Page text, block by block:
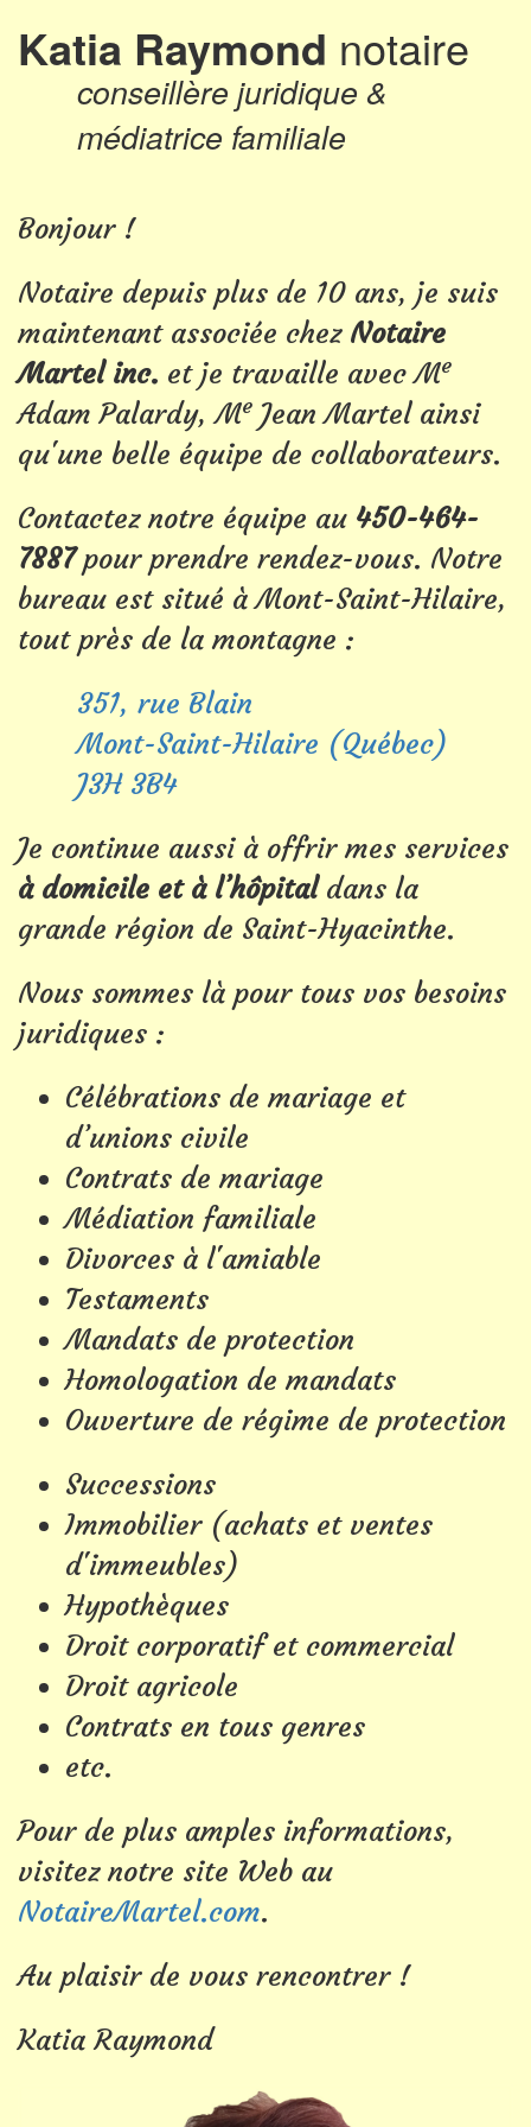
Katia Raymond notaire
conseillère juridique &
médiatrice familiale
Bonjour !
Notaire depuis plus de 10 ans, je suis
maintenant associée chez Notaire
Martel inc. et je travaille avec Me
Adam Palardy, Me Jean Martel ainsi
qu'une belle équipe de collaborateurs.
Contactez notre équipe au 450-464-
7887pour prendre rendez-vous. Notre
bureau est situé à Mont-Saint-Hilaire,
tout près de la montagne :
351, rue Blain
Mont-Saint-Hilaire (Québec)
J3H 3B4
Je continue aussi à offrir mes services
à domicile et à l’hôpitaldans la
grande région de Saint-Hyacinthe.
Nous sommes là pour tous vos besoins
juridiques :
Célébrations de mariage et
d’unions civile
Contrats de mariage
Médiation familiale
Divorces à l'amiable
Testaments
Mandats de protection
Homologation de mandats
Ouverture de régime de protection
Successions
Immobilier (achats et ventes
d'immeubles)
Hypothèques
Droit corporatif et commercial
Droit agricole
Contrats en tous genres
etc.
Pour de plus amples informations,
visitez notre site Web au
NotaireMartel.com.
Au plaisir de vous rencontrer !
Katia Raymond